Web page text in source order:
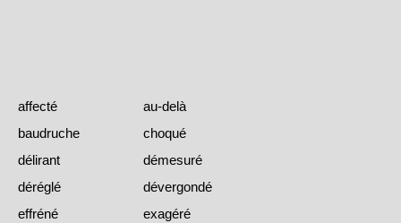
affecté
au-delà
baudruche
choqué
délirant
démesuré
déréglé
dévergondé
effréné
exagéré